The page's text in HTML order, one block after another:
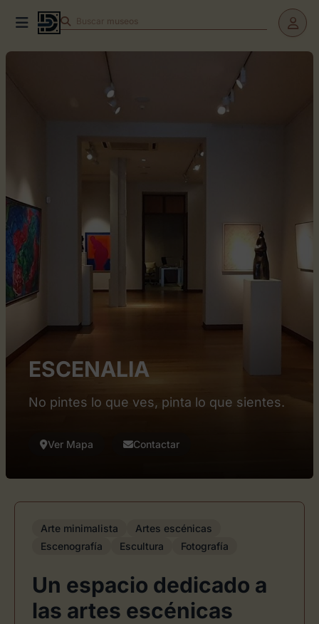
Buscar museos
ESCENALIA
No pintes lo que ves, pinta lo que sientes.
Ver Mapa Contactar
Arte minimalista
Artes escénicas
Escenografía
Escultura Fotografía
Un espacio dedicado a
las artes escénicas